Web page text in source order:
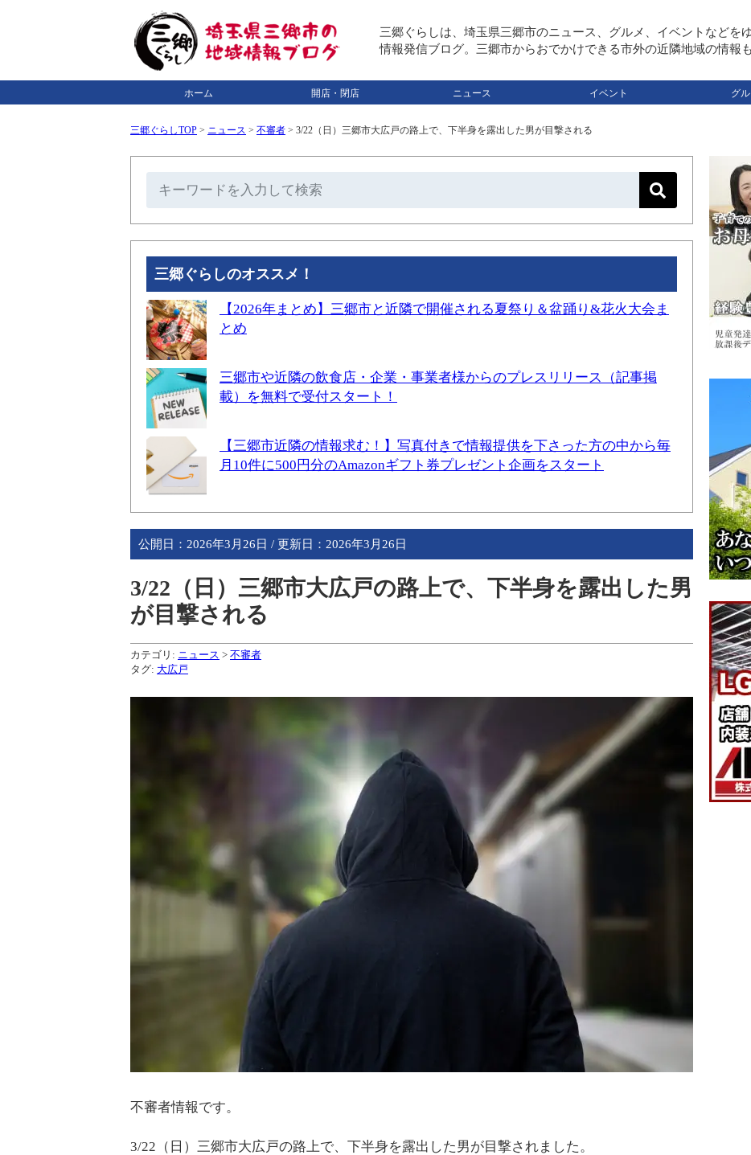
三郷ぐらしは、埼玉県三郷市のニュース、グルメ、イベントなどを
情報発信ブログ。三郷市からおでかけできる市外の近隣地域の情報も
ホーム 開店・閉店 ニュース イベント グ
三郷ぐらしTOP > ニュース > 不審者 > 3/22（日）三郷市大広戸の路上で、下半身を露出した男が目撃される
三郷ぐらしのオススメ！
【2026年まとめ】三郷市と近隣で開催される夏祭り＆盆踊り&花火大会ま
とめ
三郷市や近隣の飲食店・企業・事業者様からのプレスリリース（記事掲
載）を無料で受付スタート！
【三郷市近隣の情報求む！】写真付きで情報提供を下さった方の中から毎
月10件に500円分のAmazonギフト券プレゼント企画をスタート
公開日： 2026年3月26日 / 更新日： 2026年3月26日
3/22（日）三郷市大広戸の路上で、下半身を露出した男
が目撃される
カテゴリ: ニュース > 不審者
タグ: 大広戸
不審者情報です。
3/22（日）三郷市大広戸の路上で、下半身を露出した男が目撃されました。